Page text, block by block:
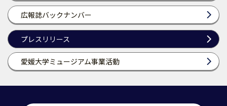
広報誌バックナンバー
プレスリリース
愛媛大学ミュージアム事業活動